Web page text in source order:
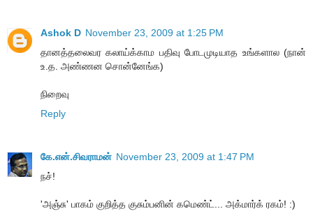
Ashok D November 23, 2009 at 1:25 PM
தானத்தலைவர கலாய்க்காம பதிவு போடமுடியாத உங்களால (நான்
உ.த. அண்ணன சொன்னேங்க)
நிறைவு
Reply
கே.என்.சிவராமன் November 23, 2009 at 1:47 PM
நச்!
'அஞ்சு' பாகம் குறித்த குசும்பனின் கமெண்ட்... அக்மார்க் ரகம்! :)